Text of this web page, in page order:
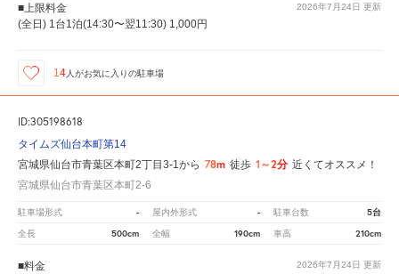
2026年7月24日 更新
■上限料金
(全日) 1台1泊(14:30〜翌11:30) 1,000円
14 人がお気に入りの駐車場
ID:305198618
タイムズ仙台本町第14
宮城県仙台市青葉区本町2丁目3-1から 78m 徒歩 1～2分 近くてオススメ！
宮城県仙台市青葉区本町2-6
駐車場形式 - 屋内外形式 - 駐車台数 5台
全長 500cm 全幅 190cm 車高 210cm
2026年7月24日 更新
■料金